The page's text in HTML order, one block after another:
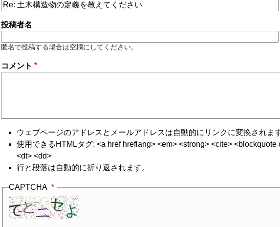
投稿者名
匿名で投稿する場合は空欄にしてください。
コメント
ウェブページのアドレスとメールアドレスは自動的にリンクに変換されます
使用できるHTMLタグ: <a href hreflang> <em> <strong> <cite>
<dt> <dd>
行と段落は自動的に折り返されます。
CAPTCHA